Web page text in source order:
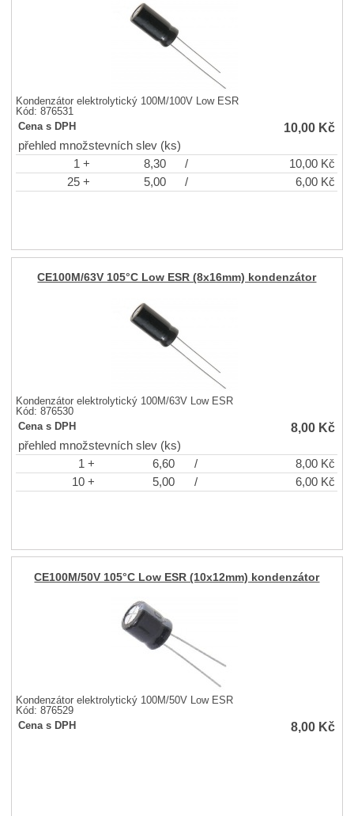
Kondenzátor elektrolytický 100M/100V Low ESR
Kód: 876531
Cena s DPH
10,00 Kč
přehled množstevních slev (ks)
1 +
8,30 / 10,00 Kč
25 +
5,00 / 6,00 Kč
CE100M/63V 105°C Low ESR (8x16mm) kondenzátor
Kondenzátor elektrolytický 100M/63V Low ESR
Kód: 876530
Cena s DPH
8,00 Kč
přehled množstevních slev (ks)
1 +
6,60 / 8,00 Kč
10 +
5,00 / 6,00 Kč
CE100M/50V 105°C Low ESR (10x12mm) kondenzátor
Kondenzátor elektrolytický 100M/50V Low ESR
Kód: 876529
Cena s DPH
8,00 Kč